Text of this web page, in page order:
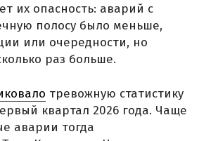
их опасность: аварий с
полосу было меньше,
или очередности, но
раз больше.
тревожную статистику
квартал 2026 года. Чаще
аварии тогда